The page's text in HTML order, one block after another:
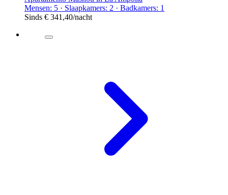
Mensen: 5 · Slaapkamers: 2 · Badkamers: 1
Sinds € 341,40/nacht